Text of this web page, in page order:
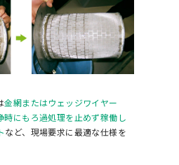
金網またはウェッジワイヤー
時にもろ過処理を止めず稼働し
など、現場要求に最適な仕様を